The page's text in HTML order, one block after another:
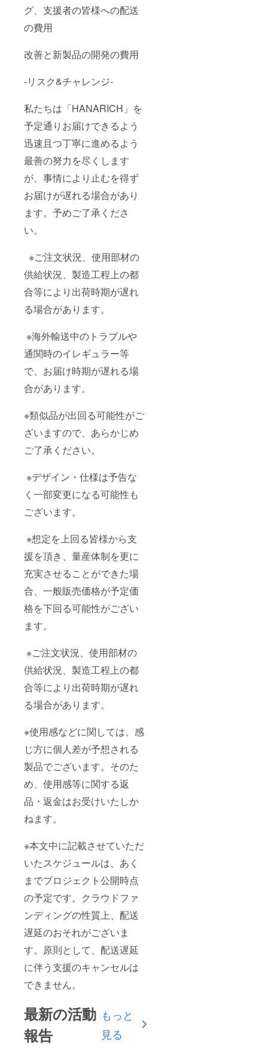
グ、支援者の皆様への配送
の費用
改善と新製品の開発の費用
‐リスク&チャレンジ‐
私たちは「HANARICH」を
予定通りお届けできるよう
迅速且つ丁寧に進めるよう
最善の努力を尽くします
が、事情により止むを得ず
お届けが遅れる場合があり
ます。予めご了承くださ
い。
※ご注文状況、使用部材の
供給状況、製造工程上の都
合等により出荷時期が遅れ
る場合があります。
※海外輸送中のトラブルや
通関時のイレギュラー等
で、お届け時期が遅れる場
合があります。
※類似品が出回る可能性がご
ざいますので、あらかじめ
ご了承ください。
※デザイン・仕様は予告な
く一部変更になる可能性も
ございます。
※想定を上回る皆様から支
援を頂き、量産体制を更に
充実させることができた場
合、一般販売価格が予定価
格を下回る可能性がござい
ます。
※ご注文状況、使用部材の
供給状況、製造工程上の都
合等により出荷時期が遅れ
る場合があります。
※使用感などに関しては、感
じ方に個人差が予想される
製品でございます。そのた
め、使用感等に関する返
品・返金はお受けいたしか
ねます。
※本文中に記載させていただ
いたスケジュールは、あく
までプロジェクト公開時点
の予定です。クラウドファ
ンディングの性質上、配送
遅延のおそれがございま
す。原則として、配送遅延
に伴う支援のキャンセルは
できません。
最新の活動
報告
もっと
見る